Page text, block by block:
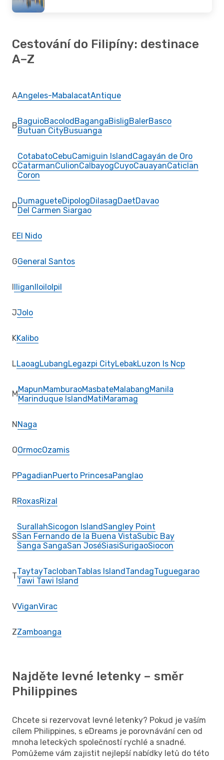
Cestování do Filipíny: destinace
A–Z
AAngeles-MabalacatAntique
BBaguioBacolodBagangaBisligBalerBasco
Butuan CityBusuanga
C
CotabatoCebuCamiguin IslandCagayán de Oro
CatarmanCulionCalbayogCuyoCauayanCaticlan
Coron
DDumagueteDipologDilasagDaetDavao
Del Carmen Siargao
EEl Nido
GGeneral Santos
IIliganIloiloIpil
JJolo
KKalibo
LLaoagLubangLegazpi CityLebakLuzon Is Ncp
MMapunMamburaoMasbateMalabangManila
Marinduque IslandMatiMaramag
NNaga
OOrmocOzamis
PPagadianPuerto PrincesaPanglao
RRoxasRizal
S
SurallahSicogon IslandSangley Point
San Fernando de la Buena VistaSubic Bay
Sanga SangaSan JoséSiasiSurigaoSiocon
TTaytayTaclobanTablas IslandTandagTuguegarao
Tawi Tawi Island
VViganVirac
ZZamboanga
Najděte levné letenky – směr
Philippines
Chcete si rezervovat levné letenky? Pokud je vaším
cílem Philippines, s eDreams je porovnávání cen od
mnoha leteckých společností rychlé a snadné.
Pomůžeme vám zajistit nejlepší nabídky letů do této